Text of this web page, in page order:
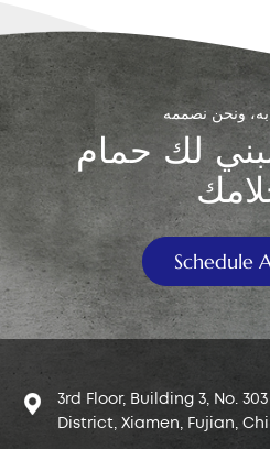
بحاجة إلى الاستبدال؟ إليك بعض
الانتباه إليها: يستمر تدفق المياه من
يعني أن الغطاء لا يغلق بشكل
أو غير المكتملة - إذا لم تكن عملية
فتح الغطاء بالكامل. تسرب المياه
إذا استمر الماء في التسرب حتى
فمن المحتمل أن يكون السبب هو
الواضح - انزع غطاء الخزان وانظر
أو ملتويًا أو لزجًا، فقد حان وقت
الإغلاق المعيب إلى إهدار مئات
- لذا فهي ليست مجرد مشكلة صغيرة!
المرحاض؟ لذا، نعود إلى السؤال
غطاء المرحاض الخاص بك؟
تغييره بشكل متكرر: إذا كنت تعيش
أو مياه مكلورة إذا كان المرحاض
ونحن نصممه
لك حمام
Schedule
3rd Floor, Building 3, No.
District, Xiamen, Fujian,